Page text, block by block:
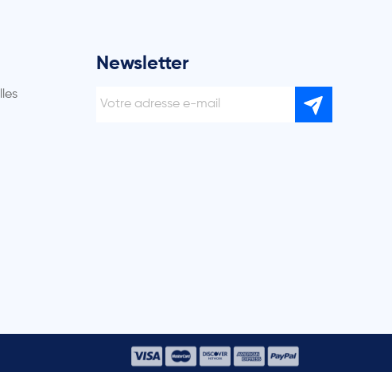
Newsletter